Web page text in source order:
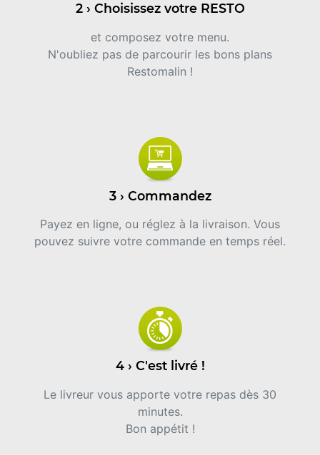
2 › Choisissez votre RESTO
et composez votre menu.
N'oubliez pas de parcourir les bons plans
Restomalin !
3 › Commandez
Payez en ligne, ou réglez à la livraison. Vous
pouvez suivre votre commande en temps réel.
4 › C'est livré !
Le livreur vous apporte votre repas dès 30
minutes.
Bon appétit !